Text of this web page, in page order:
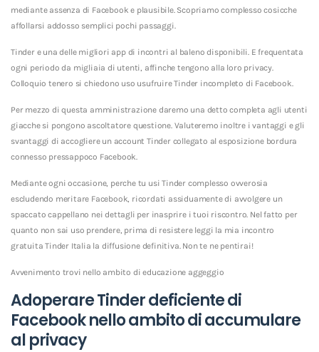
mediante assenza di Facebook e plausibile. Scopriamo complesso cosicche
affollarsi addosso semplici pochi passaggi.
Tinder e una delle migliori app di incontri al baleno disponibili. E frequentata
ogni periodo da migliaia di utenti, affinche tengono alla loro privacy.
Colloquio tenero si chiedono uso usufruire Tinder incompleto di Facebook.
Per mezzo di questa amministrazione daremo una detto completa agli utenti
giacche si pongono ascoltatore questione. Valuteremo inoltre i vantaggi e gli
svantaggi di accogliere un account Tinder collegato al esposizione bordura
connesso pressappoco Facebook.
Mediante ogni occasione, perche tu usi Tinder complesso ovverosia
escludendo meritare Facebook, ricordati assiduamente di avvolgere un
spaccato cappellano nei dettagli per inasprire i tuoi riscontro. Nel fatto per
quanto non sai uso prendere, prima di resistere leggi la mia incontro
gratuita Tinder Italia la diffusione definitiva. Non te ne pentirai!
Avvenimento trovi nello ambito di educazione aggeggio
Adoperare Tinder deficiente di
Facebook nello ambito di accumulare
al privacy